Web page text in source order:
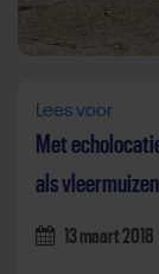
Lees voor
Met
als vleermuizen
13 maart 2018